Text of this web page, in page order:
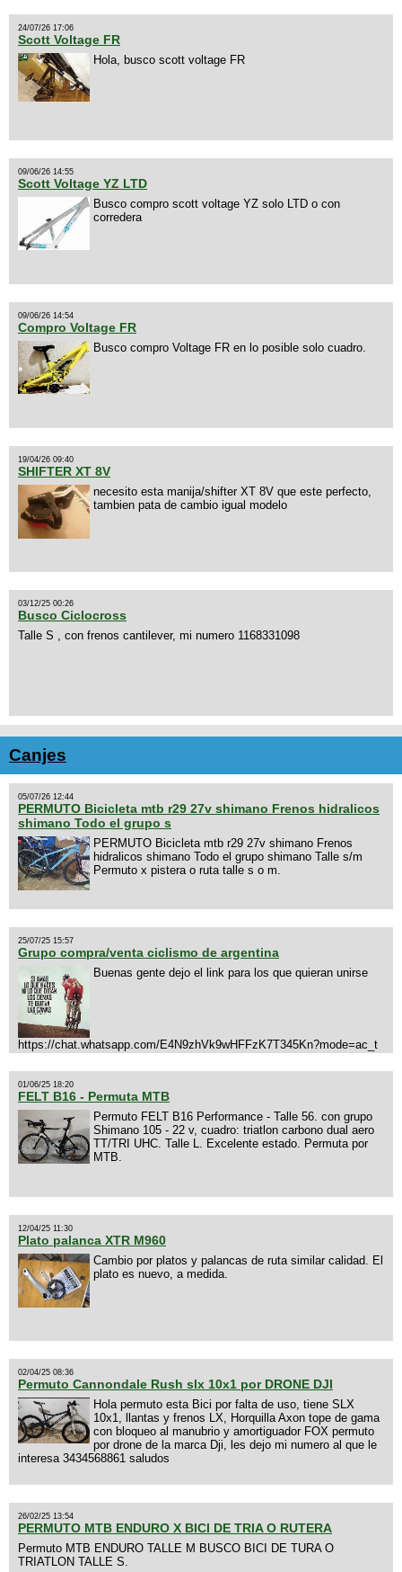
24/07/26 17:06
Scott Voltage FR
Hola, busco scott voltage FR
09/06/26 14:55
Scott Voltage YZ LTD
Busco compro scott voltage YZ solo LTD o con
corredera
09/06/26 14:54
Compro Voltage FR
Busco compro Voltage FR en lo posible solo cuadro.
19/04/26 09:40
SHIFTER XT 8V
necesito esta manija/shifter XT 8V que este perfecto,
tambien pata de cambio igual modelo
03/12/25 00:26
Busco Ciclocross
Talle S , con frenos cantilever, mi numero 1168331098
Canjes
05/07/26 12:44
PERMUTO Bicicleta mtb r29 27v shimano Frenos hidralicos
shimano Todo el grupo s
PERMUTO Bicicleta mtb r29 27v shimano Frenos
hidralicos shimano Todo el grupo shimano Talle s/m
Permuto x pistera o ruta talle s o m.
25/07/25 15:57
Grupo compra/venta ciclismo de argentina
Buenas gente dejo el link para los que quieran unirse
https://chat.whatsapp.com/E4N9zhVk9wHFFzK7T345Kn?mode=ac_t
01/06/25 18:20
FELT B16 - Permuta MTB
Permuto FELT B16 Performance - Talle 56. con grupo
Shimano 105 - 22 v, cuadro: triatlon carbono dual aero
TT/TRI UHC. Talle L. Excelente estado. Permuta por
MTB.
12/04/25 11:30
Plato palanca XTR M960
Cambio por platos y palancas de ruta similar calidad. El
plato es nuevo, a medida.
02/04/25 08:36
Permuto Cannondale Rush slx 10x1 por DRONE DJI
Hola permuto esta Bici por falta de uso, tiene SLX
10x1, llantas y frenos LX, Horquilla Axon tope de gama
con bloqueo al manubrio y amortiguador FOX permuto
por drone de la marca Dji, les dejo mi numero al que le
interesa 3434568861 saludos
26/02/25 13:54
PERMUTO MTB ENDURO X BICI DE TRIA O RUTERA
Permuto MTB ENDURO TALLE M BUSCO BICI DE TURA O
TRIATLON TALLE S.